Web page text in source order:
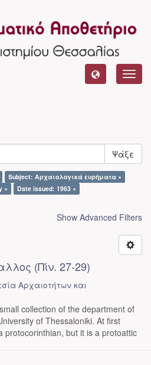
Ψάξε
Subject: Αρχαιολογικά ευρήματα ×
×
Date issued: 1963 ×
Show Advanced Filters
(Πίν. 27-29)
Αρχαιοτήτων και
collection of the department of
of Thessaloniki. At first
protocorinthian, but it is a protoattic